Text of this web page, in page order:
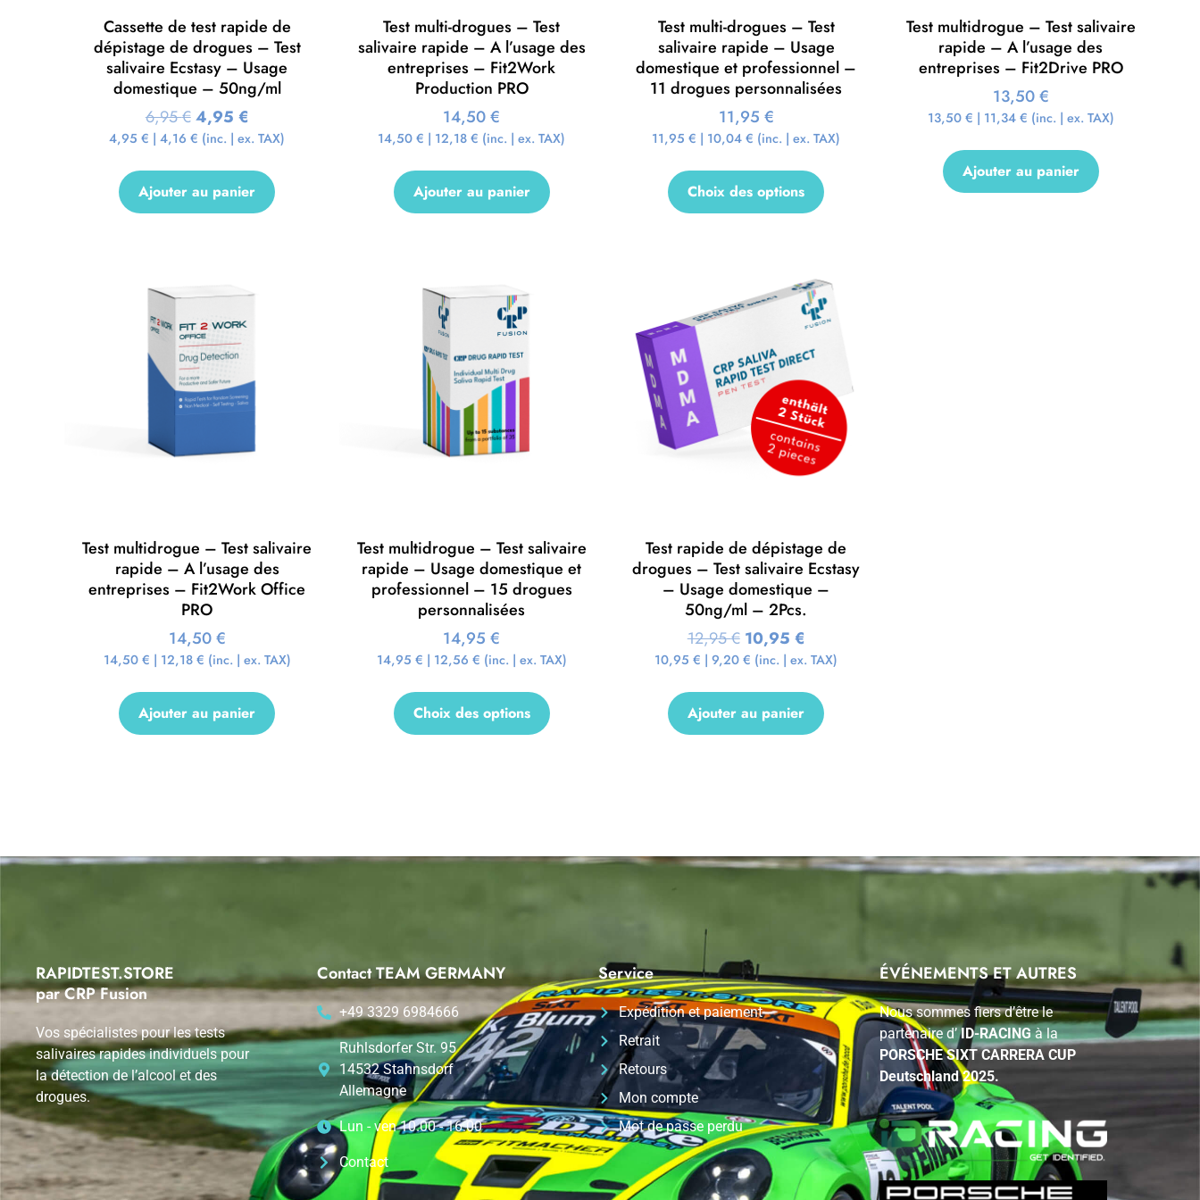
Cassette de test rapide de
dépistage de drogues – Test
salivaire Ecstasy – Usage
domestique – 50ng/ml
6,95€ 4,95 €
4,95€ |4,16€ (inc. | ex. TAX)
Ajouter au panier
Test multi-drogues – Test
salivaire rapide – A l’usage des
entreprises – Fit2Work
Production PRO
14,50€
14,50€ | 12,18€ (inc. | ex. TAX)
Ajouter au panier
Test multi-drogues – Test
salivaire rapide – Usage
domestique et professionnel –
11 drogues personnalisées
11,95 €
11,95€ | 10,04€ (inc. | ex. TAX)
Choix des options
Test multidrogue – Test salivaire
rapide – A l’usage des
entreprises – Fit2Drive PRO
13,50€
13,50 € | 11,34 € (inc. | ex. TAX)
Ajouter au panier
Test multidrogue – Test salivaire
rapide – A l’usage des
entreprises – Fit2Work Office
PRO
14,50€
14,50 € | 12,18 € (inc. | ex. TAX)
Ajouter au panier
Test multidrogue – Test salivaire
rapide – Usage domestique et
professionnel – 15 drogues
personnalisées
14,95€
14,95 € | 12,56 € (inc. | ex. TAX)
Choix des options
Test rapide de dépistage de
drogues – Test salivaire Ecstasy
– Usage domestique –
50ng/ml – 2Pcs.
12,95€ 10,95 €
10,95€ |9,20€ (inc. | ex. TAX)
Ajouter au panier
RAPIDTEST.STORE
par CRP Fusion
Vos spécialistes pour les tests
salivaires rapides individuels pour
la détection de l’alcool et des
drogues.
Contact TEAM GERMANY
+49 3329 6984666
Ruhlsdorfer Str. 95
14532 Stahnsdorf
Allemagne
Lun - ven 10.00 - 16.00
Contact
Service
Expédition et paiement
Retrait
Retours
Mon compte
Mot de passe perdu
ÉVÉNEMENTS ET AUTRES
Nous sommes fiers d’être le
partenaire d’ID-RACINGà la
PORSCHE SIXT CARRERA CUP
Deutschland 2025.